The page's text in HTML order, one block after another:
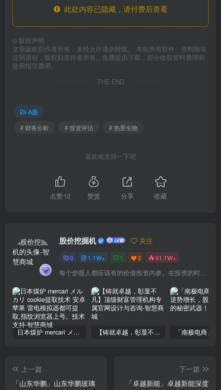
此处内容已隐藏，请付费后查看
© 版权声明
文章版权归作者所有，未经允许请勿转载。 本站所有软件、资料除非
注明原创，版权归原作者所有。免费提供下载，部分收取资料整理和
使用指导费用。
THE END
A股
# 财务分析
# 投资评估 # 热景生物
喜欢就支持一下吧
点赞12 赞赏 分享 收藏
股价挖掘机 关注
0 1.1W+ 1 3 91.1W+
每个炒股人都应该有的价值投资内参。在投资的时候，我们把自己看成是企业分析师——而不是市场分析师，也不是宏观经济分析师，更不是证券分析师。
日本煤炉 mercari メルカリ cookie提取技术 安卓 苹果 雷电模拟器都可提取,指纹浏览器上号。技术支持 【铸就卓越，彰显不凡】顶级财富管理机构专属官网设计与咨询
上一篇
「山东华鹏」山东华鹏玻璃
下一篇
「卓越新能」卓越新能深度